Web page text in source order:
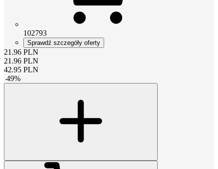
102793
Sprawdź szczegóły oferty
21.96 PLN
21.96 PLN
42.95 PLN
-49%